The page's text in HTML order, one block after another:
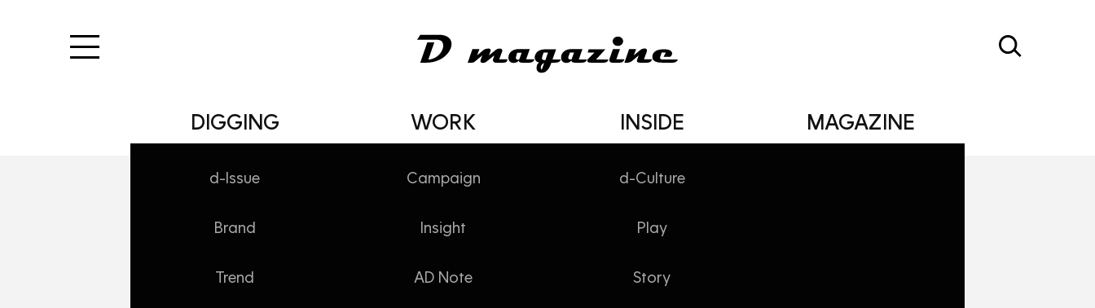
DIGGING
d-Issue
Brand
Trend
WORK
Campaign
Insight
AD Note
INSIDE
d-Culture
Play
Story
MAGAZINE
WORK/AD Note
멘탈 케어, 쉼표가 필요해